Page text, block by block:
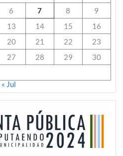
6 7 8
9
13 14 15
16
20 21 22
23
27 28 29
30
« Jul